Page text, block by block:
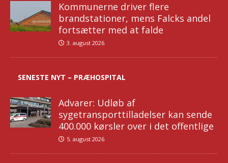
Kommunerne driver flere
brandstationer, mens Falcks andel
fortsætter med at falde
3. august 2026
SENESTE NYT – PRÆHOSPITAL
Advarer: Udløb af
sygetransporttilladelser kan sende
400.000 kørsler over i det offentlige
5. august 2026